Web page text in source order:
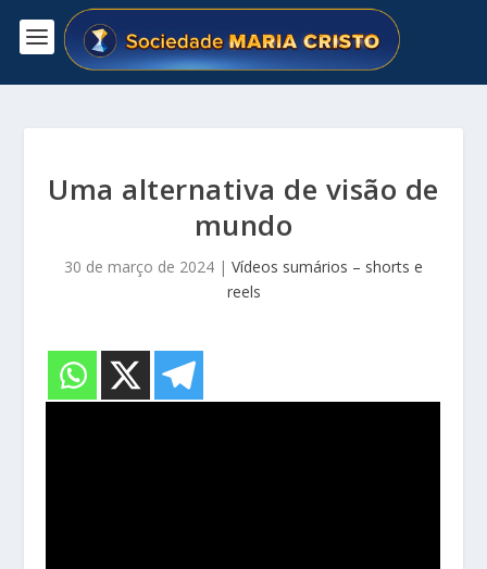
Uma alternativa de visão de
mundo
30 de março de 2024 | Vídeos sumários – shorts e
reels